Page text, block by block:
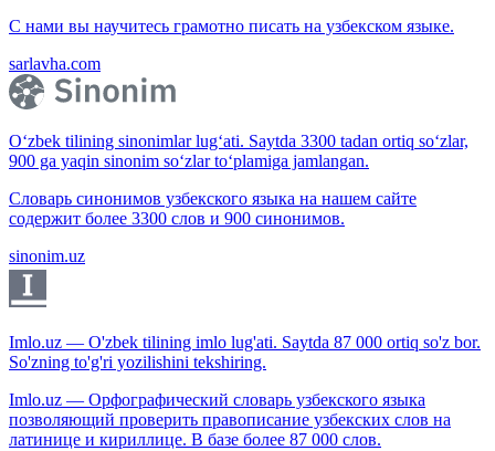
С нами вы научитесь грамотно писать на узбекском языке.
sarlavha.com
O‘zbek tilining sinonimlar lug‘ati. Saytda 3300 tadan ortiq so‘zlar,
900 ga yaqin sinonim so‘zlar to‘plamiga jamlangan.
Словарь синонимов узбекского языка на нашем сайте
содержит более 3300 слов и 900 синонимов.
sinonim.uz
Imlo.uz — O'zbek tilining imlo lug'ati. Saytda 87 000 ortiq so'z bor.
So'zning to'g'ri yozilishini tekshiring.
Imlo.uz — Орфографический словарь узбекского языка
позволяющий проверить правописание узбекских слов на
латинице и кириллице. В базе более 87 000 слов.